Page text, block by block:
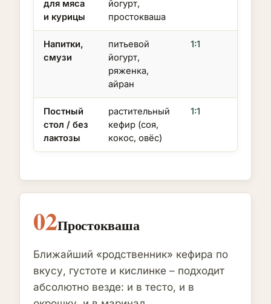
для мяса
и курицы
йогурт,
простокваша
Напитки,
смузи
питьевой
йогурт,
ряженка,
айран
1:1
Постный
стол / без
лактозы
растительный
кефир (соя,
кокос, овёс)
1:1
02Простокваша
Ближайший «родственник» кефира по
вкусу, густоте и кислинке – подходит
абсолютно везде: и в тесто, и в